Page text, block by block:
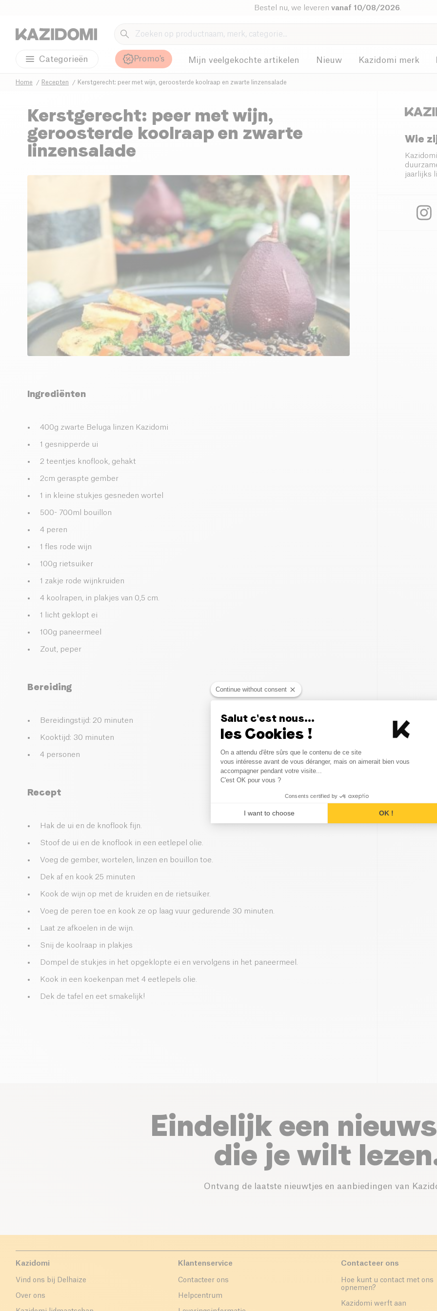
Bestel nu, we leveren vanaf 10/08/2026
Categorieën Promo's Mijn veelgekochte artikelen Nieuw Kazidomi merk
Home Recepten Kerstgerecht: peer met wijn, geroosterde koolraap en zwarte linzensalade
Kerstgerecht: peer met wijn,
geroosterde koolraap en zwarte
linzensalade
Ingrediënten
400g zwarte Beluga linzen Kazidomi
1 gesnipperde ui
2 teentjes knoflook, gehakt
2cm geraspte gember
1 in kleine stukjes gesneden wortel
500- 700ml bouillon
4 peren
1 fles rode wijn
100g rietsuiker
1 zakje rode wijnkruiden
4 koolrapen, in plakjes van 0,5 cm.
1 licht geklopt ei
100g paneermeel
Zout, peper
Bereiding
Bereidingstijd: 20 minuten
Kooktijd: 30 minuten
4 personen
Recept
Hak de ui en de knoflook fijn.
Stoof de ui en de knoflook in een eetlepel olie.
Voeg de gember, wortelen, linzen en bouillon toe.
Dek af en kook 25 minuten
Kook de wijn op met de kruiden en de rietsuiker.
Voeg de peren toe en kook ze op laag vuur gedurende 30 minuten.
Laat ze afkoelen in de wijn.
Snij de koolraap in plakjes
Dompel de stukjes in het opgeklopte ei en vervolgens in het paneermeel.
Kook in een koekenpan met 4 eetlepels olie.
Dek de tafel en eet smakelijk!
Wie
jaarlijks
Eindelijk een
die je wilt
Ontvang de laatste nieuwtjes en aanbiedingen van
Kazidomi
Vind ons bij Delhaize
Over ons
Klantenservice
Contacteer ons
Helpcentrum
Contacteer ons
Hoe kunt u contact met ons
opnemen?
Kazidomi werft aan
Continue without consent
Salut c'est nous...
les Cookies !
Consent Management
On a attendu d'être sûrs que le contenu de ce site
vous intéresse avant de vous déranger, mais on aimerait bien vous
accompagner pendant votre visite...
C'est OK pour vous ?
Consents certified by
I want to choose OK !
Axeptio consent